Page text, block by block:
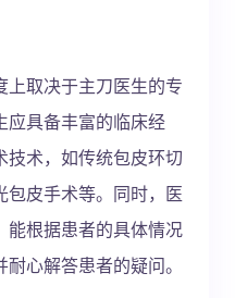
取决于主刀医生的专
应具备丰富的临床经
术，如传统包皮环切
包皮手术等。同时，医
能根据患者的具体情况
心解答患者的疑问。